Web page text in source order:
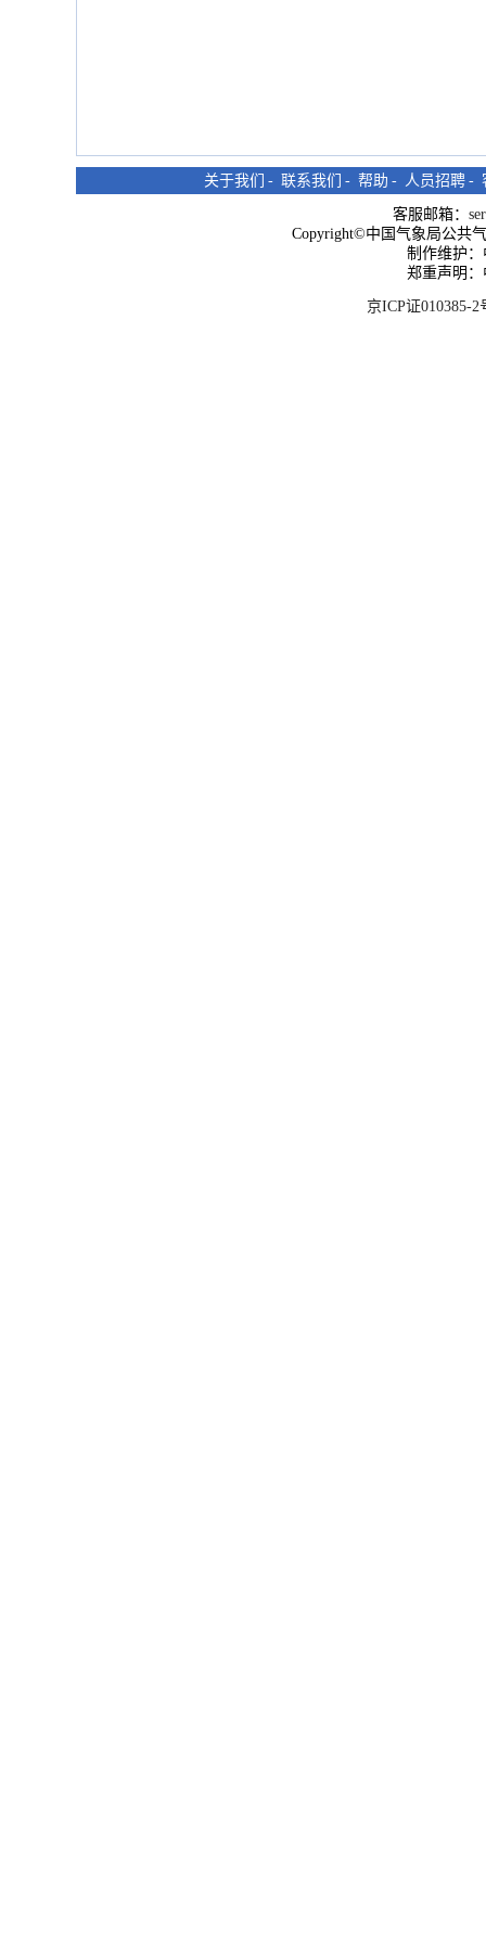
关于我们 - 联系我们 - 帮助 - 人员招聘 -
客服邮箱：
Copyright©中国气象局公共
制作维护
郑重声明
京ICP证010385-2